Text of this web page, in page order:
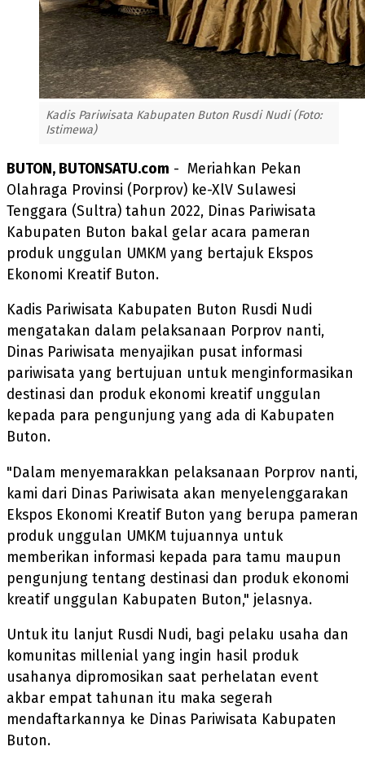
Kadis Pariwisata Kabupaten Buton Rusdi Nudi (Foto:
Istimewa)
BUTON, BUTONSATU.com - Meriahkan Pekan
Olahraga Provinsi (Porprov) ke-XlV Sulawesi
Tenggara (Sultra) tahun 2022, Dinas Pariwisata
Kabupaten Buton bakal gelar acara pameran
produk unggulan UMKM yang bertajuk Ekspos
Ekonomi Kreatif Buton.
Kadis Pariwisata Kabupaten Buton Rusdi Nudi
mengatakan dalam pelaksanaan Porprov nanti,
Dinas Pariwisata menyajikan pusat informasi
pariwisata yang bertujuan untuk menginformasikan
destinasi dan produk ekonomi kreatif unggulan
kepada para pengunjung yang ada di Kabupaten
Buton.
"Dalam menyemarakkan pelaksanaan Porprov nanti,
kami dari Dinas Pariwisata akan menyelenggarakan
Ekspos Ekonomi Kreatif Buton yang berupa pameran
produk unggulan UMKM tujuannya untuk
memberikan informasi kepada para tamu maupun
pengunjung tentang destinasi dan produk ekonomi
kreatif unggulan Kabupaten Buton," jelasnya.
Untuk itu lanjut Rusdi Nudi, bagi pelaku usaha dan
komunitas millenial yang ingin hasil produk
usahanya dipromosikan saat perhelatan event
akbar empat tahunan itu maka segerah
mendaftarkannya ke Dinas Pariwisata Kabupaten
Buton.